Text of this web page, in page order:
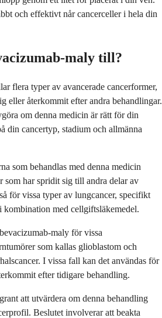
och effektivt når cancerceller i hela din
maly till?
flera typer av avancerade cancerformer,
eller återkommit efter andra behandlingar.
om denna medicin är rätt för din
din cancertyp, stadium och allmänna
som behandlas med denna medicin
som har spridit sig till andra delar av
för vissa typer av lungcancer, specifikt
kombination med cellgiftsläkemedel.
maly för vissa
som kallas glioblastom och
I vissa fall kan det användas för
efter tidigare behandling.
att utvärdera om denna behandling
Beslutet involverar att beakta